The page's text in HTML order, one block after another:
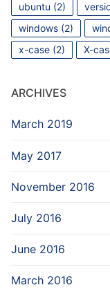
ubuntu (2)
windows (2)
x-case (2) X-
ARCHIVES
March 2019
May 2017
November 2016
July 2016
June 2016
March 2016